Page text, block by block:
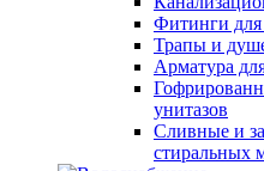
Фитинги для
Трапы и
Арматура
унитазов
Сливные и
стиральных